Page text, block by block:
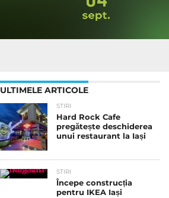
ULTIMELE ARTICOLE
STIRI
Hard Rock Cafe
pregătește deschiderea
unui restaurant la Iași
STIRI
Începe construcția
pentru IKEA Iași